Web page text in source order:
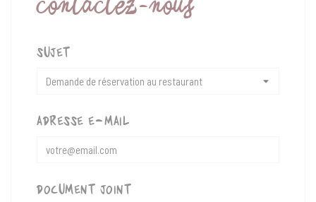
CONTACTEZ-NOUS
sujet
adresse e-mail
document joint